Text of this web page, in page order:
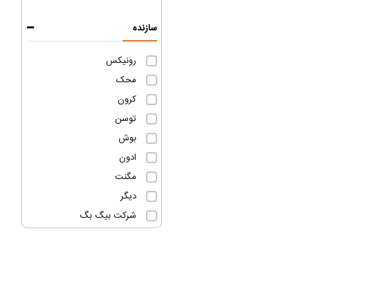
سازنده
رونیکس
محک
کرون
توسن
بوش
ادون
مگنت
دیگر
شرکت بیگ بگ